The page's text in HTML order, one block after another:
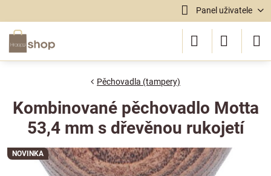
Panel uživatele
NOVINKA
Pěchovadla (tampery)
Kombinované pěchovadlo Motta
53,4 mm s dřevěnou rukojetí